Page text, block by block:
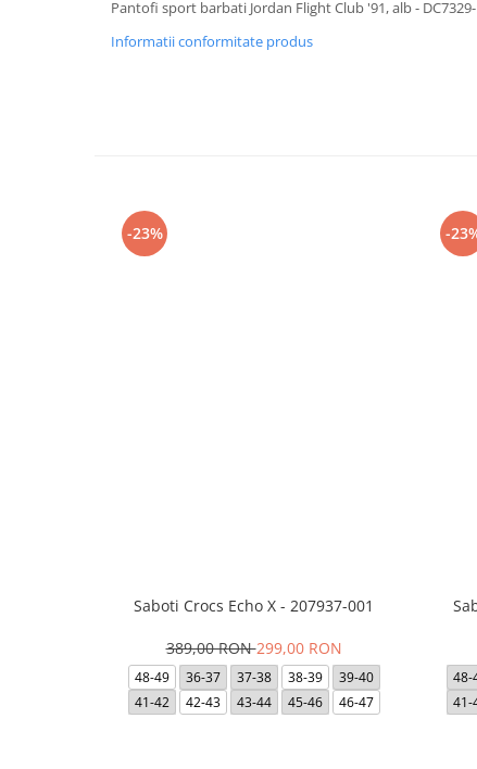
Pantofi sport barbati Jordan Flight Club '91, alb -
Informatii conformitate produs
-23%
Saboti Crocs Echo X - 207937-001
389,00 RON299,00 RON
48-49 36-37 37-38 38-39
39-40
41-42
42-43 43-44 45-46 46-47
-
48-
41-